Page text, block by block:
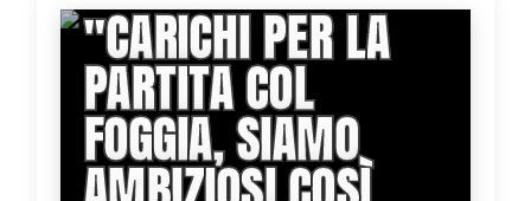
''CARICHI PER LA
PARTITA COL
FOGGIA, SIAMO